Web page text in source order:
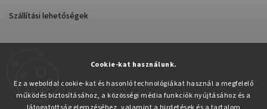
Cookie-kat használunk.
Ez a weboldal cookie-kat és hasonló technológiákat használ a megfelelő
működés biztosításához, a közösségi média funkciók nyújtásához és a
Szállítási lehetőségek